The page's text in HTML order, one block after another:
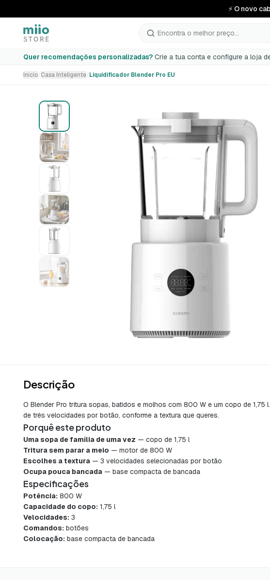
⚡ O novo
Encontra o melhor preço...
Quer recomendações personalizadas? Crie a tua conta e configure a loja
Liquidificador Blender Pro EU
Início/Casa Inteligente/Liquidificador Blender Pro EU
Descrição
O Blender Pro tritura sopas, batidos e molhos com 800 W e um copo de
de três velocidades por botão, conforme a textura que queres.
Porquê este produto
Uma sopa de família de uma vez — copo de 1,75 l
Tritura sem parar a meio — motor de 800 W
Escolhes a textura — 3 velocidades selecionadas por botão
Ocupa pouca bancada — base compacta de bancada
Especificações
Potência: 800 W
Capacidade do copo: 1,75 l
Velocidades: 3
Comandos: botões
Colocação: base compacta de bancada